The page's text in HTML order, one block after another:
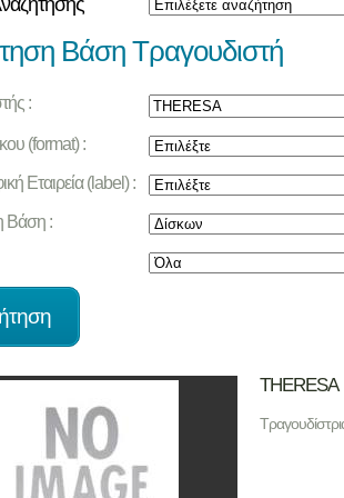
Βάση Τραγουδιστή
:
(format) :
Εταιρεία (label) :
Βάση :
THERESA